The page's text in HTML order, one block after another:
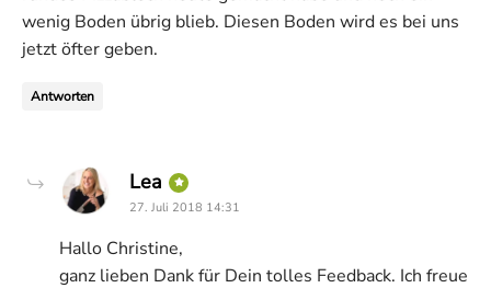
wenig Boden übrig blieb. Diesen Boden wird es bei uns
jetzt öfter geben.
Antworten
Lea says:
27. Juli 2018 14:31
Hallo Christine,
ganz lieben Dank für Dein tolles Feedback. Ich freue